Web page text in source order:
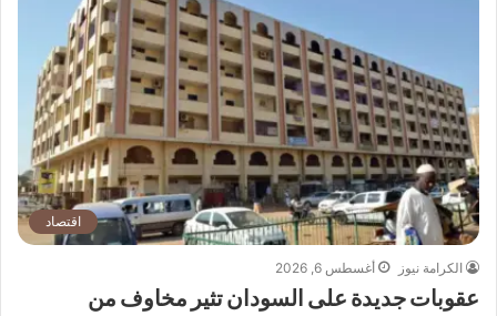
اقتصاد
الكرامة نيوز أغسطس 6, 2026
عقوبات جديدة على السودان تثير مخاوف من